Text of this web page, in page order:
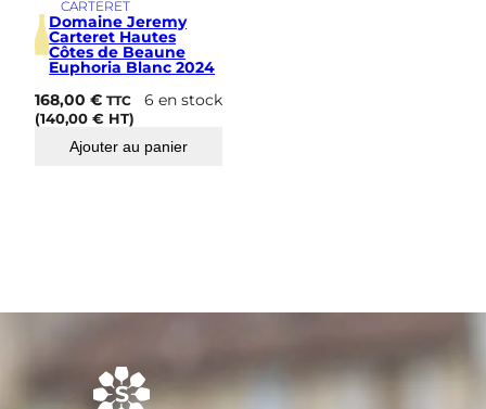
CARTERET
Domaine Jeremy
Carteret Hautes
Côtes de Beaune
Euphoria Blanc 2024
168,00€ TTC
(140,00€ HT)
6 en stock
Ajouter au panier